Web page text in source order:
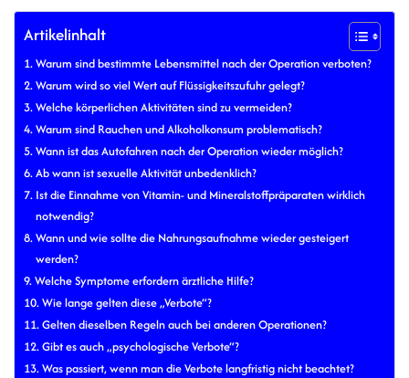
Artikelinhalt
Warum sind bestimmte Lebensmittel nach der Operation verboten?
Warum wird so viel Wert auf Flüssigkeitszufuhr gelegt?
Welche körperlichen Aktivitäten sind zu vermeiden?
Warum sind Rauchen und Alkoholkonsum problematisch?
Wann ist das Autofahren nach der Operation wieder möglich?
Ab wann ist sexuelle Aktivität unbedenklich?
Ist die Einnahme von Vitamin- und Mineralstoffpräparaten wirklich
notwendig?
Wann und wie sollte die Nahrungsaufnahme wieder gesteigert
werden?
Welche Symptome erfordern ärztliche Hilfe?
Wie lange gelten diese „Verbote“?
Gelten dieselben Regeln auch bei anderen Operationen?
Gibt es auch „psychologische Verbote“?
Was passiert, wenn man die Verbote langfristig nicht beachtet?